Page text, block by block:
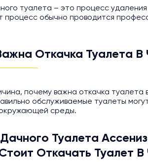
туалета – это процесс
обычно проводится
Откачка Туалета
почему важна откачка
обслуживаемые туалеты
среды.
Туалета
Откачать Туалет